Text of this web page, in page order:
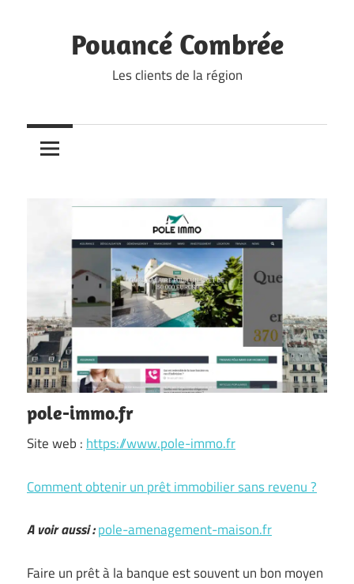
Pouancé Combrée
Les clients de la région
pole-immo.fr
Site web : https://www.pole-immo.fr
Comment obtenir un prêt immobilier sans revenu ?
A voir aussi :pole-amenagement-maison.fr
Faire un prêt à la banque est souvent un bon moyen